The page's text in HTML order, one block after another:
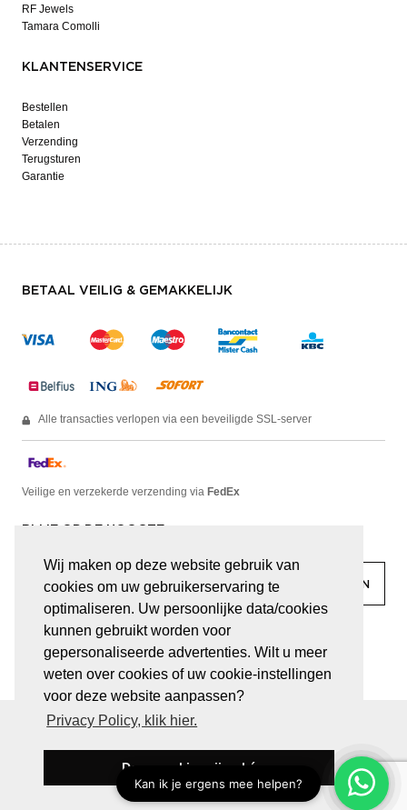
Wij maken op deze website gebruik van
cookies om uw gebruikerservaring te
optimaliseren. Uw persoonlijke data/cookies
kunnen gebruikt worden voor
gepersonaliseerde advertenties. Wilt u meer
weten over cookies of uw cookie-instellingen
voor deze website aanpassen?
Privacy Policy, klik hier.
Deze cookies zijn oké
RF Jewels
Tamara Comolli
KLANTENSERVICE
Bestellen
Betalen
Verzending
Terugsturen
Garantie
BETAAL VEILIG & GEMAKKELIJK
Alle transacties verlopen via een beveiligde SSL-server
Veilige en verzekerde verzending via FedEx
facebook linkedin
© JUWELEN HAESEVOETS 2026
WEBSITE DOOR